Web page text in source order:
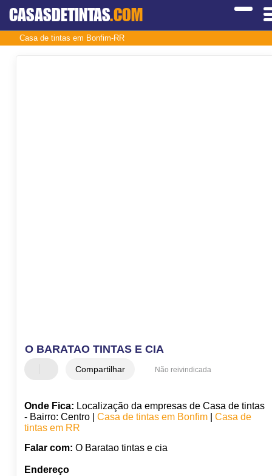
CASASDETINTAS.COM
Casa de tintas em Bonfim-RR
O BARATAO TINTAS E CIA
Compartilhar Não reivindicada
Onde Fica: Localização da empresas de Casa de tintas
- Bairro: Centro | Casa de tintas em Bonfim| Casa de
tintas em RR
Falar com: O Baratao tintas e cia
Endereço